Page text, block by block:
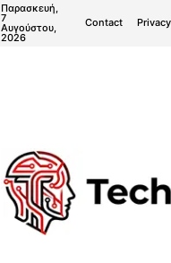
Παρασκευή,
7
Αυγούστου,
2026
Contact